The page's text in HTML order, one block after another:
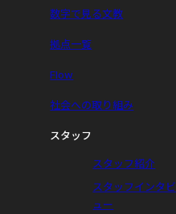
数字で見る文教
拠点一覧
Flow
社会への取り組み
スタッフ
スタッフ紹介
スタッフインタビ
ュー